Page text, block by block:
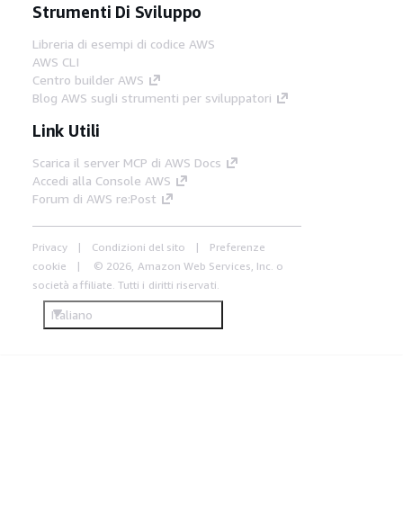
Strumenti Di Sviluppo
Libreria di esempi di codice AWS
AWS CLI
Centro builder AWS
Blog AWS sugli strumenti per sviluppatori
Link Utili
Scarica il server MCP di AWS Docs
Accedi alla Console AWS
Forum di AWS re:Post
Privacy Condizioni del sito
Preferenze
cookie
© 2026, Amazon Web Services, Inc. o
società affiliate. Tutti i diritti riservati.
Italiano